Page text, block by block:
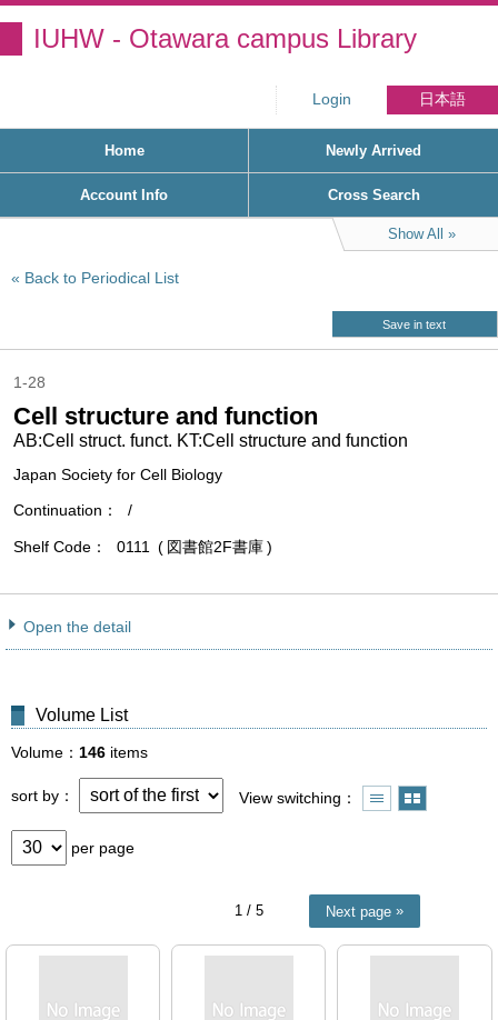
IUHW - Otawara campus Library
Login 日本語
Home Newly Arrived
Account Info Cross Search
Show All
Back to Periodical List
Save in text
1-28
Cell structure and function
AB:Cell struct. funct. KT:Cell structure and function
Japan Society for Cell Biology
Continuation
/
Shelf Code 0111 図書館2F書庫
Open the detail
Volume List
Volume 146 items
sort by View switching
per page
1 / 5 Next page